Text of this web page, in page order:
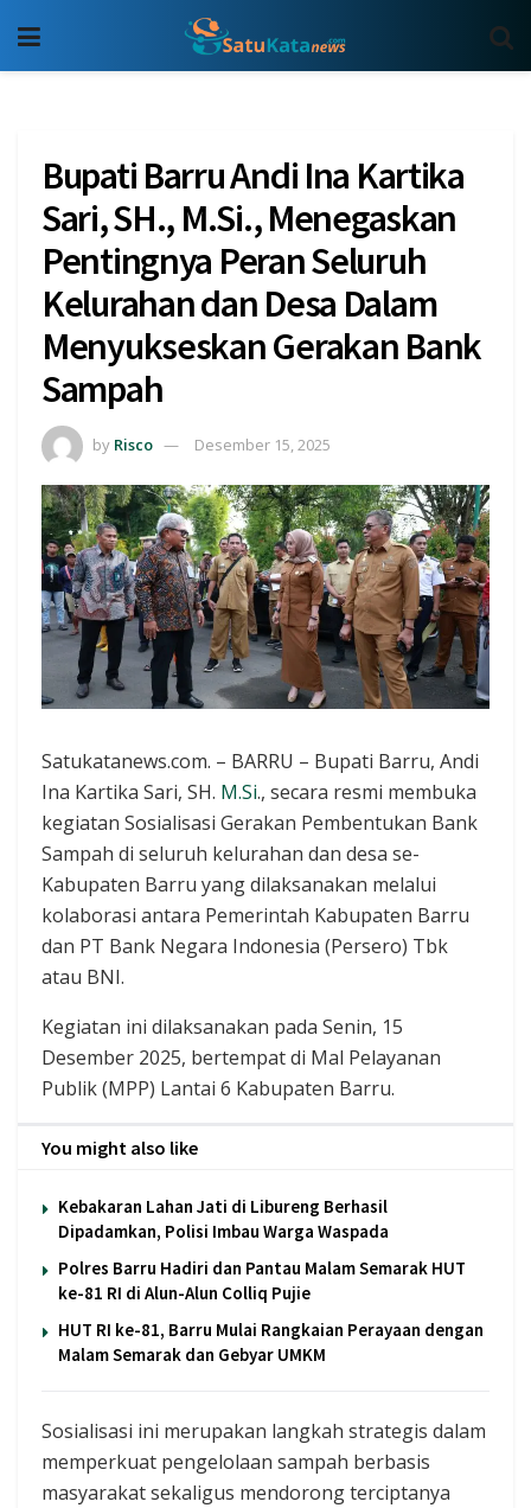
Bupati Barru Andi Ina Kartika
Sari, SH., M.Si., Menegaskan
Pentingnya Peran Seluruh
Kelurahan dan Desa Dalam
Menyukseskan Gerakan Bank
Sampah
by Risco Desember 15, 2025
Satukatanews.com. – BARRU – Bupati Barru, Andi
Ina Kartika Sari, SH. M.Si., secara resmi membuka
kegiatan Sosialisasi Gerakan Pembentukan Bank
Sampah di seluruh kelurahan dan desa se-
Kabupaten Barru yang dilaksanakan melalui
kolaborasi antara Pemerintah Kabupaten Barru
dan PT Bank Negara Indonesia (Persero) Tbk
atau BNI.
Kegiatan ini dilaksanakan pada Senin, 15
Desember 2025, bertempat di Mal Pelayanan
Publik (MPP) Lantai 6 Kabupaten Barru.
You might also like
Kebakaran Lahan Jati di Libureng Berhasil
Dipadamkan, Polisi Imbau Warga Waspada
Polres Barru Hadiri dan Pantau Malam Semarak HUT
ke-81 RI di Alun-Alun Colliq Pujie
HUT RI ke-81, Barru Mulai Rangkaian Perayaan dengan
Malam Semarak dan Gebyar UMKM
Sosialisasi ini merupakan langkah strategis dalam
memperkuat pengelolaan sampah berbasis
masyarakat sekaligus mendorong terciptanya